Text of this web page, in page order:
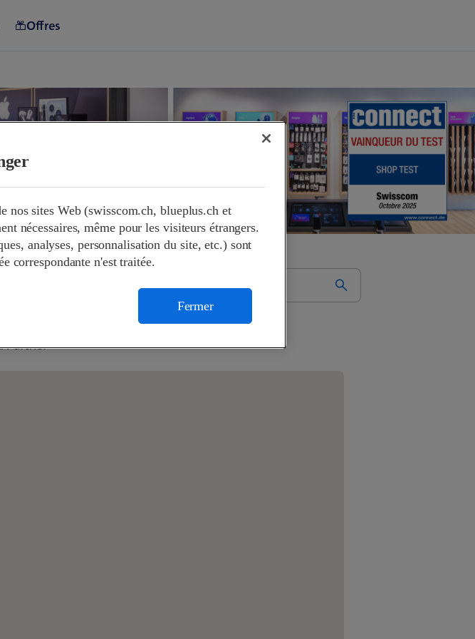
Partner
nos sites Web (swisscom.ch, blueplus.ch et
nécessaires, même pour les visiteurs étrangers.
analyses, personnalisation du site, etc.) sont
correspondante n'est traitée.
Fermer